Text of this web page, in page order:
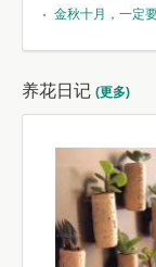
金秋十月，一定
养花日记 (更多)